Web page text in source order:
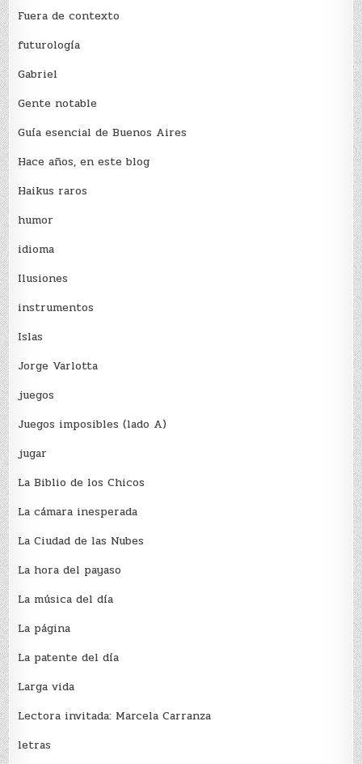
Fuera de contexto
futurología
Gabriel
Gente notable
Guía esencial de Buenos Aires
Hace años, en este blog
Haikus raros
humor
idioma
Ilusiones
instrumentos
Islas
Jorge Varlotta
juegos
Juegos imposibles (lado A)
jugar
La Biblio de los Chicos
La cámara inesperada
La Ciudad de las Nubes
La hora del payaso
La música del día
La página
La patente del día
Larga vida
Lectora invitada: Marcela Carranza
letras